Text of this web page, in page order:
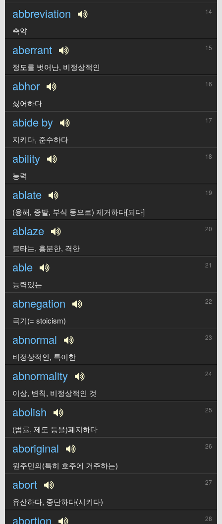
abbreviation 14
축약
aberrant 15
정도를 벗어난, 비정상적인
abhor 16
싫어하다
abide by 17
지키다, 준수하다
ability 18
능력
ablate 19
(용해, 증발, 부식 등으로) 제거하다[되다]
ablaze 20
불타는, 흥분한, 격한
able 21
능력있는
abnegation 22
극기(= stoicism)
abnormal 23
비정상적인, 특이한
abnormality 24
이상, 변칙, 비정상적인 것
abolish 25
(법률, 제도 등을)폐지하다
aboriginal 26
원주민의(특히 호주에 거주하는)
abort 27
유산하다, 중단하다(시키다)
abortion 28